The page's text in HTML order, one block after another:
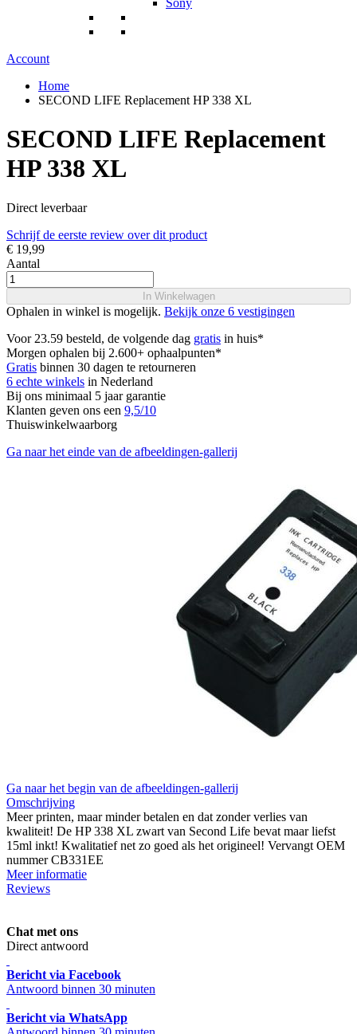
Sony
Account
Home
SECOND LIFE Replacement HP 338 XL
SECOND LIFE Replacement
HP 338 XL
Direct leverbaar
Schrijf de eerste review over dit product
€ 19,99
Aantal
In Winkelwagen
Ophalen in winkel is mogelijk. Bekijk onze 6 vestigingen
Voor 23.59 besteld, de volgende dag gratis in huis*
Morgen ophalen bij 2.600+ ophaalpunten*
Gratis binnen 30 dagen te retourneren
6 echte winkels in Nederland
Bij ons minimaal 5 jaar garantie
Klanten geven ons een 9,5/10
Thuiswinkelwaarborg
Ga naar het einde van de afbeeldingen-gallerij
Ga naar het begin van de afbeeldingen-gallerij
Omschrijving
Meer printen, maar minder betalen en dat zonder verlies van
kwaliteit! De HP 338 XL zwart van Second Life bevat maar liefst
15ml inkt! Kwalitatief net zo goed als het origineel! Vervangt OEM
nummer CB331EE
Meer informatie
Reviews
Chat met ons
Direct antwoord
Bericht via Facebook
Antwoord binnen 30 minuten
Bericht via WhatsApp